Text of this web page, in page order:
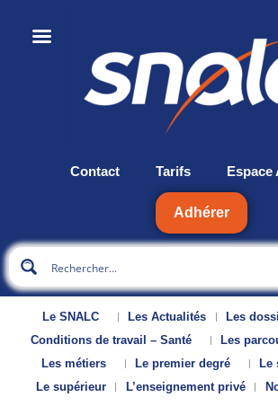
Contact Tarifs Espace
Adhérer
Le SNALC Les Actualités
Les
Conditions de travail – Santé
Les
Les métiers
Le premier degré
Le
Le supérieur
L’enseignement privé